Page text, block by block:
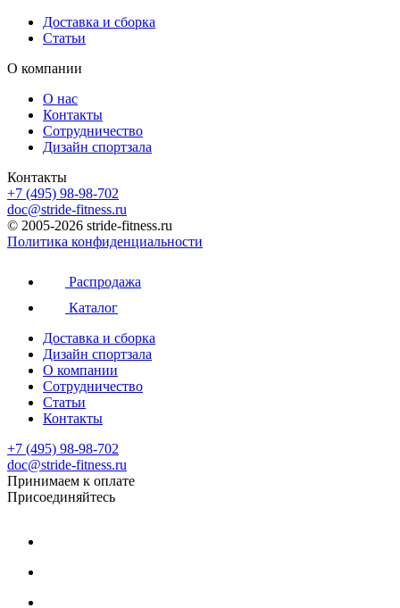
Доставка и сборка
Статьи
О компании
О нас
Контакты
Сотрудничество
Дизайн спортзала
Контакты
+7 (495) 98-98-702
doc@stride-fitness.ru
© 2005-2026 stride-fitness.ru
Политика конфиденциальности
Распродажа
Каталог
Доставка и сборка
Дизайн спортзала
О компании
Сотрудничество
Статьи
Контакты
+7 (495) 98-98-702
doc@stride-fitness.ru
Принимаем к оплате
Присоединяйтесь